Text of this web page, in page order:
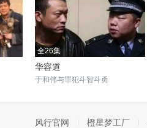
全26集
华容道
于和伟与罪犯斗智斗勇
风行官网 橙星梦工厂